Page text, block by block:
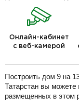
Онлайн-кабинет
с веб-камерой
Построить дом 9 на
Татарстан вы можете
размещенных в этом